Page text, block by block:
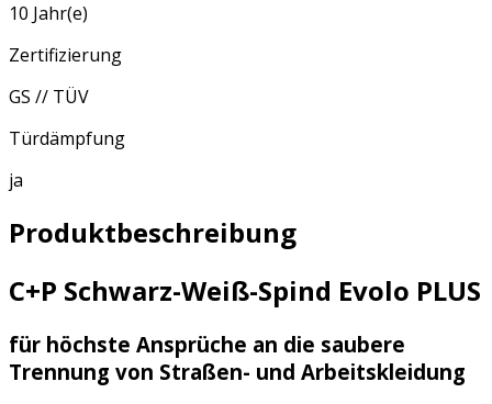
10 Jahr(e)
Zertifizierung
GS // TÜV
Türdämpfung
ja
Produktbeschreibung
C+P Schwarz-Weiß-Spind Evolo PLUS
für höchste Ansprüche an die saubere
Trennung von Straßen- und Arbeitskleidung